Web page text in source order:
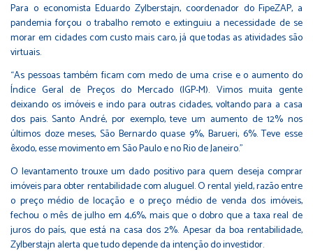
Para o economista Eduardo Zylberstajn, coordenador do FipeZAP, a
pandemia forçou o trabalho remoto e extinguiu a necessidade de se
morar em cidades com custo mais caro, já que todas as atividades são
virtuais.
“As pessoas também ficam com medo de uma crise e o aumento do
Índice Geral de Preços do Mercado (IGP-M). Vimos muita gente
deixando os imóveis e indo para outras cidades, voltando para a casa
dos pais. Santo André, por exemplo, teve um aumento de 12% nos
últimos doze meses, São Bernardo quase 9%, Barueri, 6%. Teve esse
êxodo, esse movimento em São Paulo e no Rio de Janeiro.”
O levantamento trouxe um dado positivo para quem deseja comprar
imóveis para obter rentabilidade com aluguel. O rental yield, razão entre
o preço médio de locação e o preço médio de venda dos imóveis,
fechou o mês de julho em 4,6%, mais que o dobro que a taxa real de
juros do país, que está na casa dos 2%. Apesar da boa rentabilidade,
Zylberstajn alerta que tudo depende da intenção do investidor.